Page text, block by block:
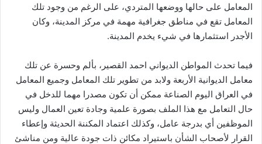
المعامل على حالها ووضعها المتردي، على الرغم من وجود تلك
المعامل تقع في مناطق جغرافية مهمة في مركز المدينة، وكان
الأجدر استثمارها في شيء يخدم المدينة.
فيما تحدث المواطن الديواني احمد القصير، بألم وحسرة عن تلك
معامل الديوانية الأربعة ولابد من تطوير تلك المعامل وجميع المعامل
في العراق اليوم الصناعة ممكن أن تكون مصدرا مهما للدخل في
حال التعامل مع هذا الملف بصورة علمية وجادة تعين العمال وليس
الموظفين أي بدرجة عامل، وكذلك اعتماد المكننة الحديثة وإعطاء
القرار لأصحاب الشأن باستيراد مكائن ذات جودة عالية ومن مناشئ